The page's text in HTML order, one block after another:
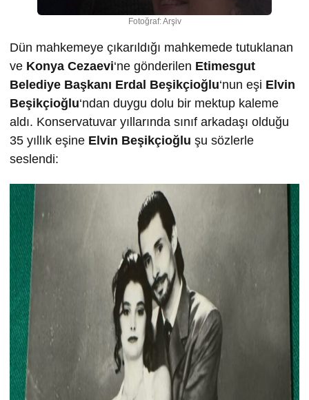
Fotoğraf: Arşiv
Dün mahkemeye çıkarıldığı mahkemede tutuklanan
ve Konya Cezaevi‘ne gönderilen Etimesgut
Belediye Başkanı Erdal Beşikçioğlu‘nun eşi Elvin
Beşikçioğlu‘ndan duygu dolu bir mektup kaleme
aldı. Konservatuvar yıllarında sınıf arkadaşı olduğu
35 yıllık eşine Elvin Beşikçioğlu şu sözlerle
seslendi: